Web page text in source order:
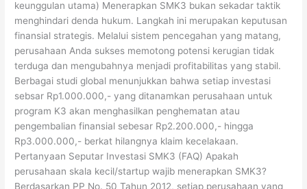
keunggulan utama) Menerapkan SMK3 bukan sekadar taktik
menghindari denda hukum. Langkah ini merupakan keputusan
finansial strategis. Melalui sistem pencegahan yang matang,
perusahaan Anda sukses memotong potensi kerugian tidak
terduga dan mengubahnya menjadi profitabilitas yang stabil.
Berbagai studi global menunjukkan bahwa setiap investasi
sebsar Rp1.000.000,- yang ditanamkan perusahaan untuk
program K3 akan menghasilkan penghematan atau
pengembalian finansial sebesar Rp2.200.000,- hingga
Rp3.000.000,- berkat hilangnya klaim kecelakaan.
Pertanyaan Seputar Investasi SMK3 (FAQ) Apakah
perusahaan skala kecil/startup wajib menerapkan SMK3?
Berdasarkan PP No. 50 Tahun 2012, setiap perusahaan yang